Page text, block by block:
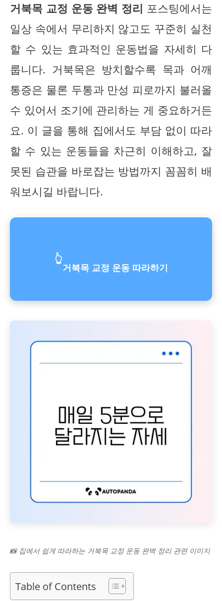
거북목 교정 운동 완벽 정리 포스팅에서는
일상 속에서 무리하지 않고도 꾸준히 실천
할 수 있는 효과적인 운동법을 자세히 다
룹니다. 거북목은 방치할수록 목과 어깨
통증은 물론 두통과 만성 피로까지 불러올
수 있어서 조기에 관리하는 게 중요하거든
요. 이 글을 통해 집에서도 부담 없이 따라
할 수 있는 운동들을 차근히 이해하고, 잘
못된 습관을 바로잡는 방법까지 꼼꼼히 배
워보시길 바랍니다.
👆
거북목 교정 운동 따라하기
📸 집에서 쉽게 따라하는 거북목 교정 운동 완벽 정리 관련 이미지
Table of Contents